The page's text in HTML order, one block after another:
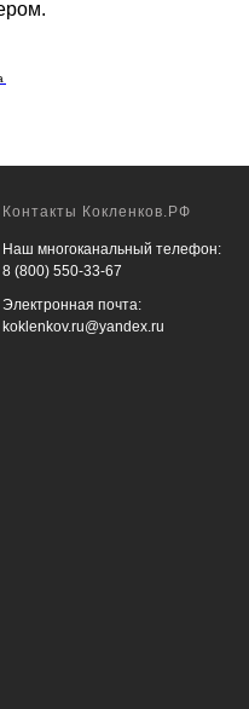
Контакты Кокленков.РФ
Наш многоканальный телефон:
8 (800) 550-33-67
Электронная почта:
koklenkov.ru@yandex.ru